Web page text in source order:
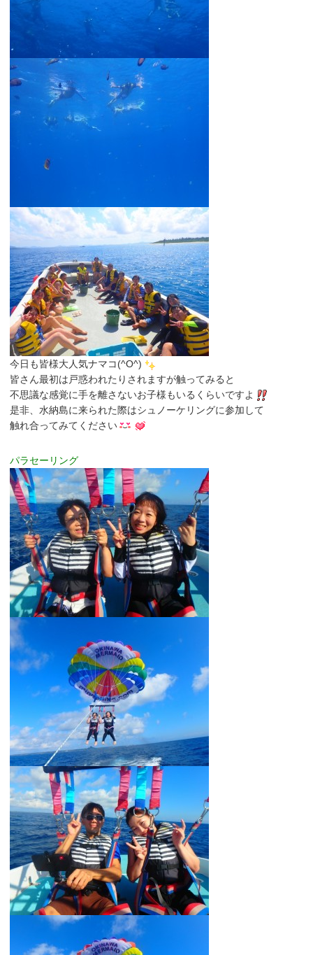
今日も皆様大人気ナマコ(^O^)
皆さん最初は戸惑われたりされますが触ってみると
不思議な感覚に手を離さないお子様もいるくらいですよ
是非、水納島に来られた際はシュノーケリングに参加して
触れ合ってみてください
パラセーリング